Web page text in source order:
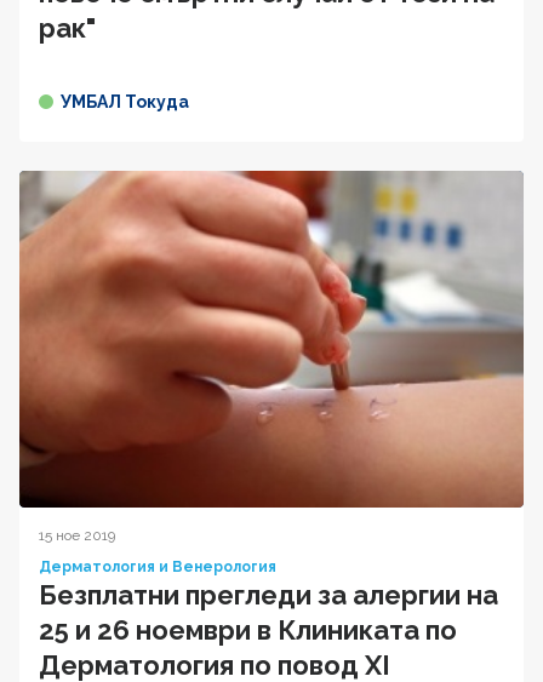
рак"
УМБАЛ Токуда
15 ное 2019
Дерматология и Венерология
Безплатни прегледи за алергии на
25 и 26 ноември в Клиниката по
Дерматология по повод XI